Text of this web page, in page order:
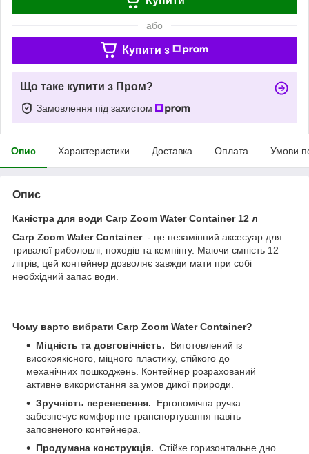
або
Купити з
Що таке купити з Пром?
Замовлення під захистом
Опис Характеристики Доставка Оплата Умови
Опис
Каністра для води Carp Zoom Water Container 12 л
Carp Zoom Water Container- це незамінний аксесуар для
тривалої риболовлі, походів та кемпінгу. Маючи ємність 12
літрів, цей контейнер дозволяє завжди мати при собі
необхідний запас води.
Чому варто вибрати Carp Zoom Water Container?
Міцність та довговічність. Виготовлений із
високоякісного, міцного пластику, стійкого до
механічних пошкоджень. Контейнер розрахований
активне використання за умов дикої природи.
Зручність перенесення. Ергономічна ручка
забезпечує комфортне транспортування навіть
заповненого контейнера.
Продумана конструкція. Стійке горизонтальне дно